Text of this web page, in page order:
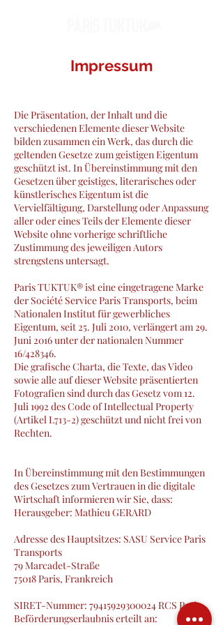
Impressum
Die Präsentation, der Inhalt und die
verschiedenen Elemente dieser Website
bilden zusammen ein Werk, das durch die
geltenden Gesetze zum geistigen Eigentum
geschützt ist. In Übereinstimmung mit den
Gesetzen über geistiges, literarisches oder
künstlerisches Eigentum ist die
Vervielfältigung, Darstellung oder Anpassung
aller oder eines Teils der Elemente dieser
Website ohne vorherige schriftliche
Zustimmung des jeweiligen Autors
strengstens untersagt.
Paris TUKTUK® ist eine eingetragene Marke
der Société Service Paris Transports, beim
Nationalen Institut für gewerbliches
Eigentum, seit 25. Juli 2010, verlängert am 29.
Juni 2016 unter der nationalen Nummer
16/428346.
Die grafische Charta, die Texte, das Video
sowie alle auf dieser Website präsentierten
Fotografien sind durch das Gesetz vom 12.
Juli 1992 des Code of Intellectual Property
(Artikel L713-2) geschützt und nicht frei von
Rechten.
In Übereinstimmung mit den Bestimmungen
des Gesetzes zum Vertrauen in die digitale
Wirtschaft informieren wir Sie, dass:
Herausgeber: Mathieu GERARD
Adresse des Hauptsitzes: SASU Service Paris
Transports
79 Marcadet-Straße
75018 Paris, Frankreich
SIRET-Nummer: 79415929300024RCS Paris
Beförderungserlaubnis erteilt an: